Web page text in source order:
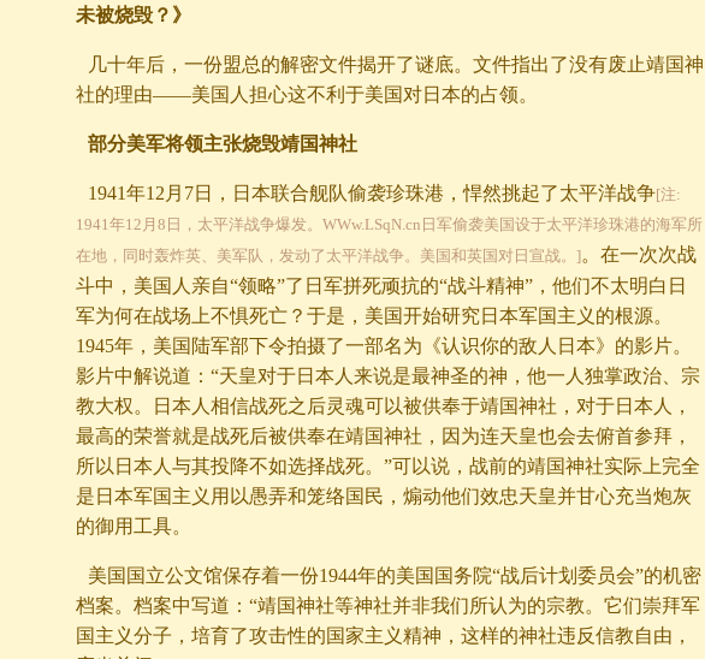
未被烧毁？》
几十年后，一份盟总的解密文件揭开了谜底。文件指出了没有废止靖国神
社的理由——美国人担心这不利于美国对日本的占领。
部分美军将领主张烧毁靖国神社
1941年12月7日，日本联合舰队偷袭珍珠港，悍然挑起了太平洋战争[注:
1941年12月8日，太平洋战争爆发。WWw.LSqN.cn日军偷袭美国设于太平洋珍珠港的海军所
在地，同时轰炸英、美军队，发动了太平洋战争。美国和英国对日宣战。]。在一次次战
斗中，美国人亲自“领略”了日军拼死顽抗的“战斗精神”，他们不太明白日
军为何在战场上不惧死亡？于是，美国开始研究日本军国主义的根源。
1945年，美国陆军部下令拍摄了一部名为《认识你的敌人日本》的影片。
影片中解说道：“天皇对于日本人来说是最神圣的神，他一人独掌政治、宗
教大权。日本人相信战死之后灵魂可以被供奉于靖国神社，对于日本人，
最高的荣誉就是战死后被供奉在靖国神社，因为连天皇也会去俯首参拜，
所以日本人与其投降不如选择战死。”可以说，战前的靖国神社实际上完全
是日本军国主义用以愚弄和笼络国民，煽动他们效忠天皇并甘心充当炮灰
的御用工具。
美国国立公文馆保存着一份1944年的美国国务院“战后计划委员会”的机密
档案。档案中写道：“靖国神社等神社并非我们所认为的宗教。它们崇拜军
国主义分子，培育了攻击性的国家主义精神，这样的神社违反信教自由，